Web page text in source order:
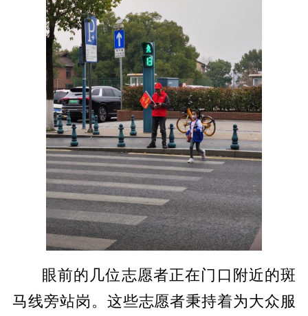
眼前的几位志愿者正在门口附近的斑
马线旁站岗。这些志愿者秉持着为大众服